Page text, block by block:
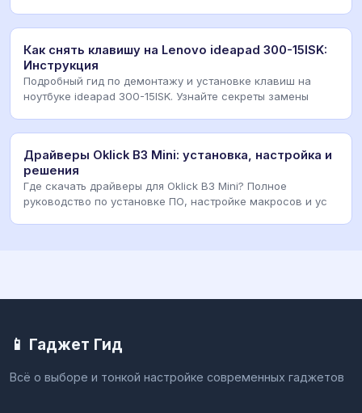
Как снять клавишу на Lenovo ideapad 300-15ISK:
Инструкция
Подробный гид по демонтажу и установке клавиш на
ноутбуке ideapad 300-15ISK. Узнайте секреты замены
Драйверы Oklick B3 Mini: установка, настройка и
решения
Где скачать драйверы для Oklick B3 Mini? Полное
руководство по установке ПО, настройке макросов и ус
📱 Гаджет Гид
Всё о выборе и тонкой настройке современных гаджетов